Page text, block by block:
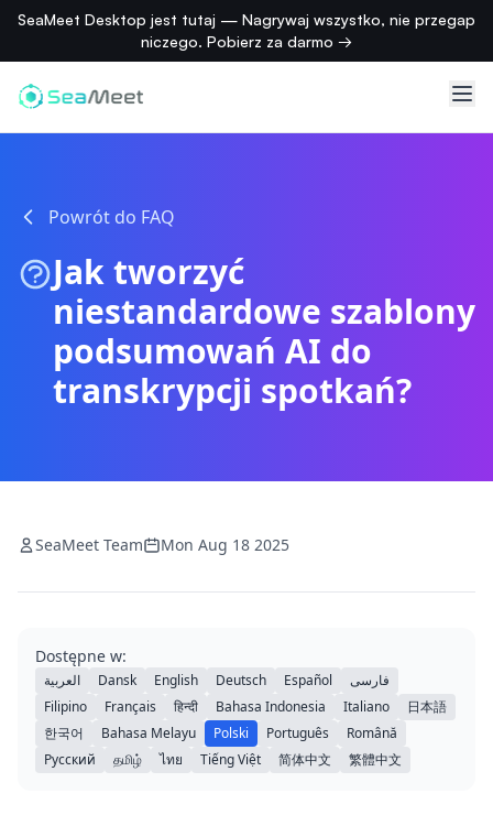
SeaMeet Desktop jest tutaj — Nagrywaj wszystko, nie przegap
niczego. Pobierz za darmo →
Powrót do FAQ
Jak tworzyć
niestandardowe szablony
podsumowań AI do
transkrypcji spotkań?
SeaMeet Team Mon Aug 18 2025
Dostępne w:
العربية Dansk English Deutsch Español
فارسی
Filipino
Français हिन्दी Bahasa Indonesia Italiano
日本語
한국어
Bahasa Melayu Polski Português
Română
Русский
தமிழ் ไทย Tiếng Việt 简体中文 繁體中文